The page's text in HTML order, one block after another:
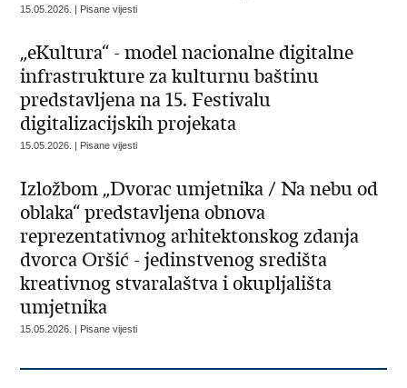
15.05.2026. | Pisane vijesti
„eKultura“ - model nacionalne digitalne
infrastrukture za kulturnu baštinu
predstavljena na 15. Festivalu
digitalizacijskih projekata
15.05.2026. | Pisane vijesti
Izložbom „Dvorac umjetnika / Na nebu od
oblaka“ predstavljena obnova
reprezentativnog arhitektonskog zdanja
dvorca Oršić - jedinstvenog središta
kreativnog stvaralaštva i okupljališta
umjetnika
15.05.2026. | Pisane vijesti